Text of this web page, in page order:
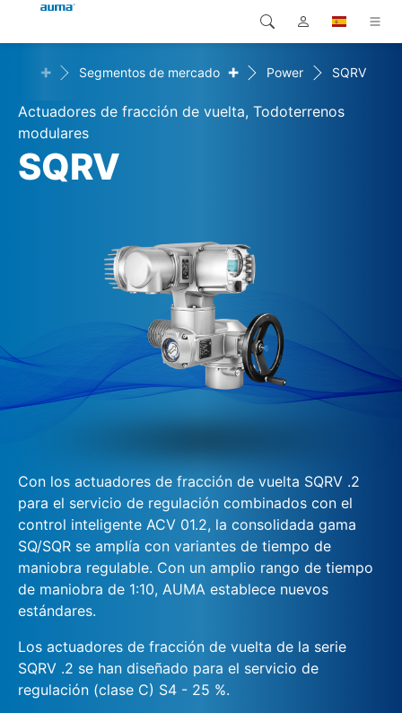
Productos
Soluciones
Descargas
Global
Europa
Asia y Pacífico
Búsqueda
+ Segmentos de mercado + Power SQRV
Actuadores de fracción de vuelta, Todoterrenos
modulares
SQRV
Con los actuadores de fracción de vuelta SQRV .2
para el servicio de regulación combinados con el
control inteligente ACV 01.2, la consolidada gama
SQ/SQR se amplía con variantes de tiempo de
maniobra regulable. Con un amplio rango de tiempo
de maniobra de 1:10, AUMA establece nuevos
estándares.
Los actuadores de fracción de vuelta de la serie
SQRV .2 se han diseñado para el servicio de
regulación (clase C) S4 - 25 %.